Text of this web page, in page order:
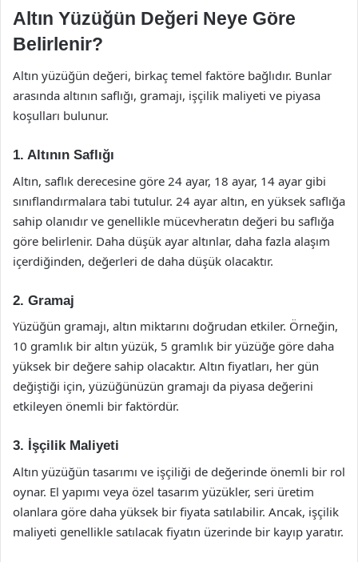
Altın Yüzüğün Değeri Neye Göre
Belirlenir?
Altın yüzüğün değeri, birkaç temel faktöre bağlıdır. Bunlar
arasında altının saflığı, gramajı, işçilik maliyeti ve piyasa
koşulları bulunur.
1. Altının Saflığı
Altın, saflık derecesine göre 24 ayar, 18 ayar, 14 ayar gibi
sınıflandırmalara tabi tutulur. 24 ayar altın, en yüksek saflığa
sahip olanıdır ve genellikle mücevheratın değeri bu saflığa
göre belirlenir. Daha düşük ayar altınlar, daha fazla alaşım
içerdiğinden, değerleri de daha düşük olacaktır.
2. Gramaj
Yüzüğün gramajı, altın miktarını doğrudan etkiler. Örneğin,
10 gramlık bir altın yüzük, 5 gramlık bir yüzüğe göre daha
yüksek bir değere sahip olacaktır. Altın fiyatları, her gün
değiştiği için, yüzüğünüzün gramajı da piyasa değerini
etkileyen önemli bir faktördür.
3. İşçilik Maliyeti
Altın yüzüğün tasarımı ve işçiliği de değerinde önemli bir rol
oynar. El yapımı veya özel tasarım yüzükler, seri üretim
olanlara göre daha yüksek bir fiyata satılabilir. Ancak, işçilik
maliyeti genellikle satılacak fiyatın üzerinde bir kayıp yaratır.